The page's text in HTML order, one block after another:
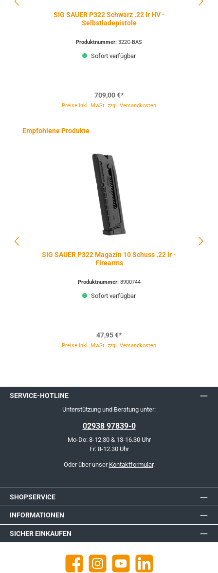
SIG SAUER P322 Schwarz .22 lr HV -
Selbstladepistole
Produktnummer: 322C-BAS
Sofort verfügbar
709,00 €*
Preise inkl. MwSt. zzgl. Versandkosten
Produktgalerie überspringen
Empfohlene Produkte
SIG SAUER P322 Magazin 10 Schuss .22 lr -
Firearms
Produktnummer: 8900744
Sofort verfügbar
47,95 €*
Preise inkl. MwSt. zzgl. Versandkosten
SERVICE-HOTLINE
Unterstützung und Beratung unter:
02938 97839-0
Mo-Do: 8-12.30 & 13-16.30 Uhr
Fr: 8-12.30 Uhr
Oder über unser Kontaktformular.
SHOPSERVICE
INFORMATIONEN
SICHER EINKAUFEN
Facebook Instagram YouTube https://de.linkedin.com/company/